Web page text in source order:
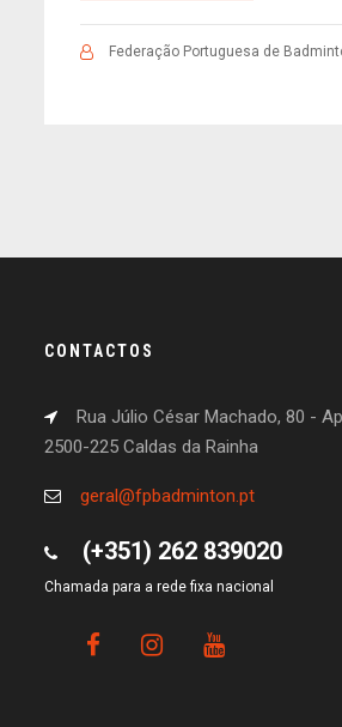
Federação Portuguesa de
CONTACTOS
Rua Júlio César Machado, 80 -
2500-225 Caldas da Rainha
geral@fpbadminton.pt
(+351) 262 839020
Chamada para a rede fixa nacional